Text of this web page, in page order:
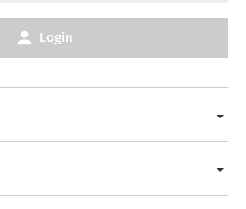
Login